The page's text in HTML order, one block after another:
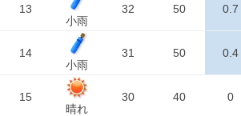
13
小雨
32 50 0.7
14
小雨
31 50 0.4
15
晴れ
30 40 0